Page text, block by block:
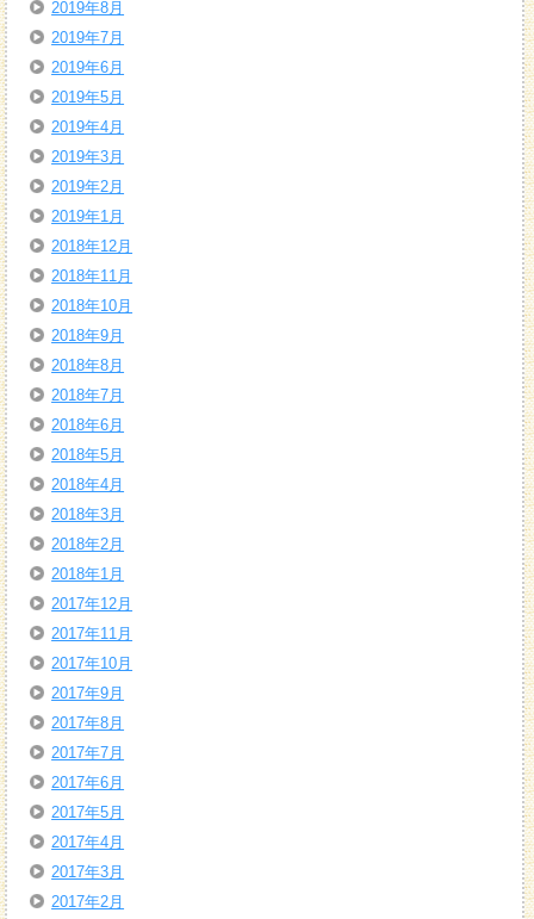
2019年8月
2019年7月
2019年6月
2019年5月
2019年4月
2019年3月
2019年2月
2019年1月
2018年12月
2018年11月
2018年10月
2018年9月
2018年8月
2018年7月
2018年6月
2018年5月
2018年4月
2018年3月
2018年2月
2018年1月
2017年12月
2017年11月
2017年10月
2017年9月
2017年8月
2017年7月
2017年6月
2017年5月
2017年4月
2017年3月
2017年2月